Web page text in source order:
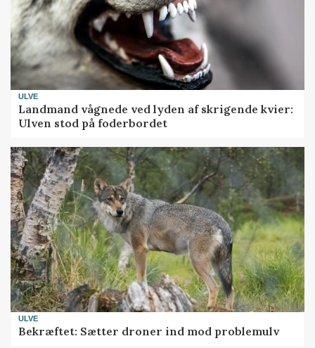
ULVE
Landmand vågnede ved lyden af skrigende kvier:
Ulven stod på foderbordet
ULVE
Bekræftet: Sætter droner ind mod problemulv